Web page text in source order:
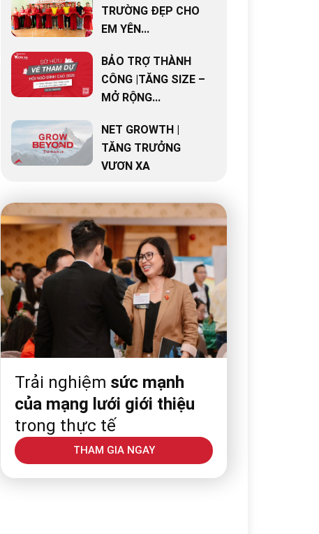
TRƯỜNG ĐẸP CHO
EM YÊN...
BẢO TRỢ THÀNH
CÔNG |TĂNG SIZE –
MỞ RỘNG...
NET GROWTH |
TĂNG TRƯỞNG
VƯƠN XA
Trải nghiệm sức mạnh
của mạng lưới giới thiệu
trong thực tế
THAM GIA NGAY